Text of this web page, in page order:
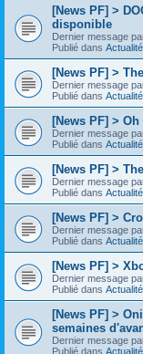
[News PF] >
disponible
Dernier message
Publié dans
[News PF] >
Dernier message
Publié dans
[News PF] >
Dernier message
Publié dans
[News PF] >
Dernier message
Publié dans
[News PF] >
Dernier message
Publié dans
[News PF] >
Dernier message
Publié dans
[News PF] >
semaines
Dernier message
Publié dans